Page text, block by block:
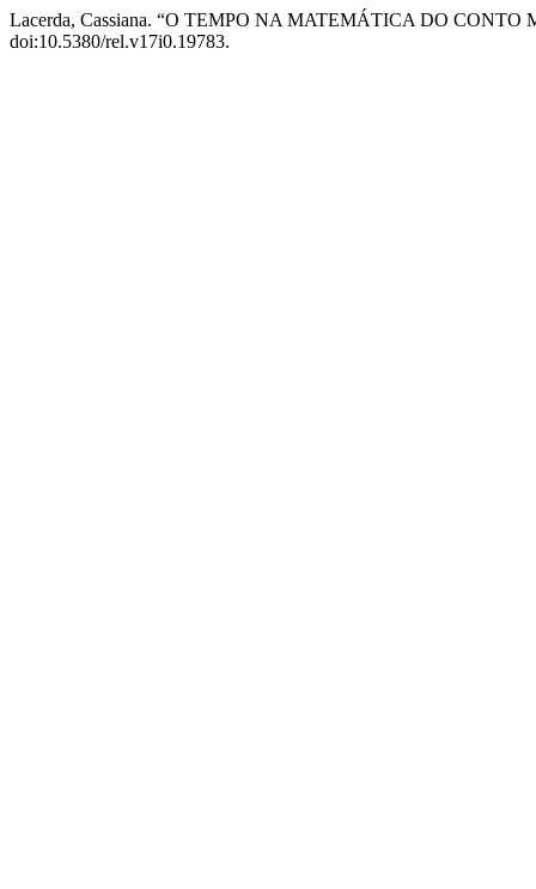
Lacerda, Cassiana. “O TEMPO NA MATEMÁTICA DO
doi:10.5380/rel.v17i0.19783.